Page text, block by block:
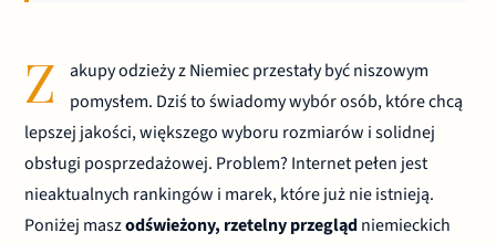
Z
akupy odzieży z Niemiec przestały być niszowym
pomysłem. Dziś to świadomy wybór osób, które chcą
lepszej jakości, większego wyboru rozmiarów i solidnej
obsługi posprzedażowej. Problem? Internet pełen jest
nieaktualnych rankingów i marek, które już nie istnieją.
Poniżej maszodświeżony, rzetelny przeglądniemieckich